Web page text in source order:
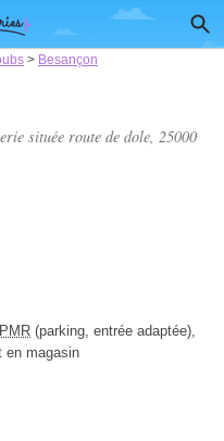
> Besançon
située route de dole, 25000
PMR (parking, entrée adaptée),
en magasin